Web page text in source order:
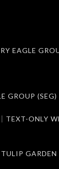
EAGLE
GROUP (SEG)
TEXT-ONLY
GARDEN